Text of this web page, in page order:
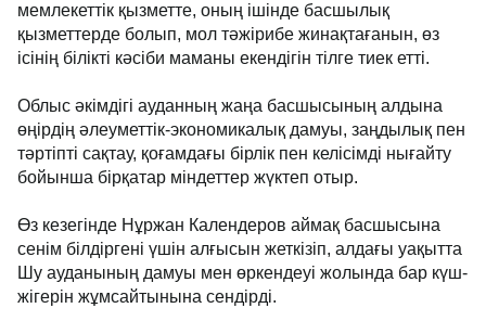
мемлекеттік қызметте, оның ішінде басшылық
қызметтерде болып, мол тәжірибе жинақтағанын, өз
ісінің білікті кәсіби маманы екендігін тілге тиек етті.
Облыс әкімдігі ауданның жаңа басшысының алдына
өңірдің әлеуметтік-экономикалық дамуы, заңдылық пен
тәртіпті сақтау, қоғамдағы бірлік пен келісімді нығайту
бойынша бірқатар міндеттер жүктеп отыр.
Өз кезегінде Нұржан Календеров аймақ басшысына
сенім білдіргені үшін алғысын жеткізіп, алдағы уақытта
Шу ауданының дамуы мен өркендеуі жолында бар күш-
жігерін жұмсайтынына сендірді.